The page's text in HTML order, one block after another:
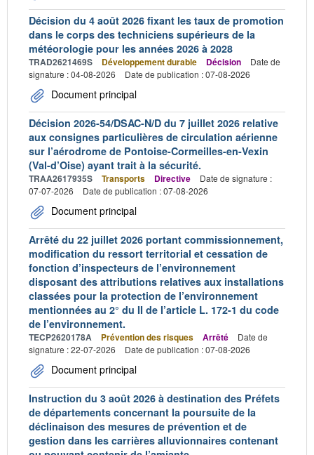
Décision du 4 août 2026 fixant les taux de promotion
dans le corps des techniciens supérieurs de la
météorologie pour les années 2026 à 2028
TRAD2621469S Développement durable Décision
Date de
signature : 04-08-2026
Date de publication : 07-08-2026
Document principal
Décision 2026-54/DSAC-N/D du 7 juillet 2026 relative
aux consignes particulières de circulation aérienne
sur l’aérodrome de Pontoise-Cormeilles-en-Vexin
(Val-d’Oise) ayant trait à la sécurité.
TRAA2617935S Transports Directive
Date de signature :
07-07-2026
Date de publication : 07-08-2026
Document principal
Arrêté du 22 juillet 2026 portant commissionnement,
modification du ressort territorial et cessation de
fonction d’inspecteurs de l’environnement
disposant des attributions relatives aux installations
classées pour la protection de l’environnement
mentionnées au 2° du II de l’article L. 172-1 du code
de l’environnement.
TECP2620178A Prévention des risques Arrêté
Date de
signature : 22-07-2026
Date de publication : 07-08-2026
Document principal
Instruction du 3 août 2026 à destination des Préfets
de départements concernant la poursuite de la
déclinaison des mesures de prévention et de
gestion dans les carrières alluvionnaires contenant